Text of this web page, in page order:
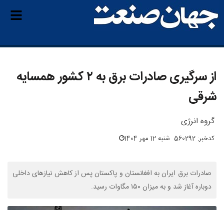
از سرگیری صادرات برق به ۲ کشور همسایه
شرقی
گروه انرژی
کدخبر: 560292 شنبه 12 مهر 1404
صادرات برق ایران به افغانستان و پاکستان پس از کاهش نیازهای داخلی
دوباره آغاز شد و به میزان ۱۵۰ مگاوات رسید.